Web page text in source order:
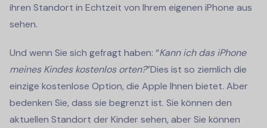
ihren Standort in Echtzeit von Ihrem eigenen iPhone aus
sehen.
Und wenn Sie sich gefragt haben: “Kann ich das iPhone
meines Kindes kostenlos orten?”Dies ist so ziemlich die
einzige kostenlose Option, die Apple Ihnen bietet. Aber
bedenken Sie, dass sie begrenzt ist. Sie können den
aktuellen Standort der Kinder sehen, aber Sie können